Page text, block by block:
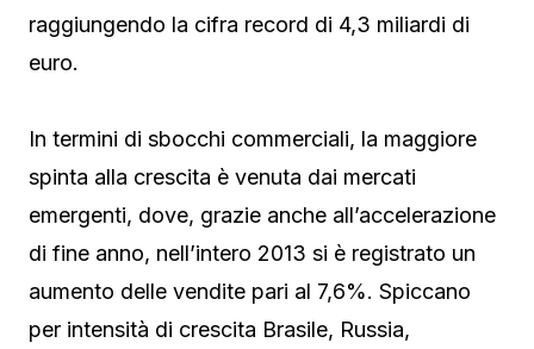
raggiungendo la cifra record di 4,3 miliardi di
euro.
In termini di sbocchi commerciali, la maggiore
spinta alla crescita è venuta dai mercati
emergenti, dove, grazie anche all’accelerazione
di fine anno, nell’intero 2013 si è registrato un
aumento delle vendite pari al 7,6%. Spiccano
per intensità di crescita Brasile, Russia,